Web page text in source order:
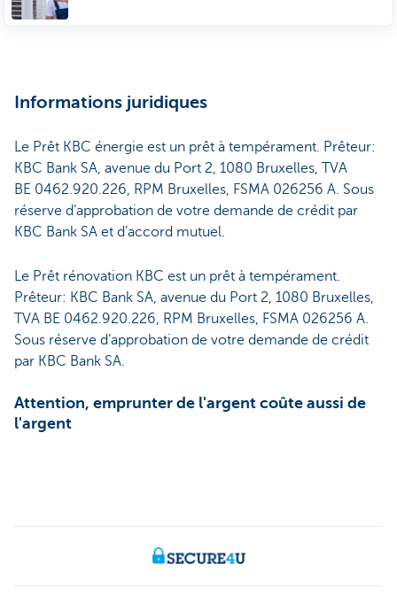
Informations juridiques
Le Prêt KBC énergie est un prêt à tempérament. Prêteur:
KBC Bank SA, avenue du Port 2, 1080 Bruxelles, TVA
BE 0462.920.226, RPM Bruxelles, FSMA 026256 A. Sous
réserve d’approbation de votre demande de crédit par
KBC Bank SA et d’accord mutuel.
Le Prêt rénovation KBC est un prêt à tempérament.
Prêteur: KBC Bank SA, avenue du Port 2, 1080 Bruxelles,
TVA BE 0462.920.226, RPM Bruxelles, FSMA 026256 A.
Sous réserve d’approbation de votre demande de crédit
par KBC Bank SA.
Attention, emprunter de l'argent coûte aussi de
l'argent